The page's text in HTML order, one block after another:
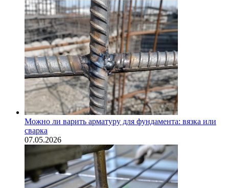
Можно ли варить арматуру для фундамента: вязка или
сварка
07.05.2026